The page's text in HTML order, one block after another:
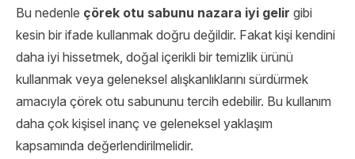
Bu nedenle çörek otu sabunu nazara iyi gelir gibi
kesin bir ifade kullanmak doğru değildir. Fakat kişi kendini
daha iyi hissetmek, doğal içerikli bir temizlik ürünü
kullanmak veya geleneksel alışkanlıklarını sürdürmek
amacıyla çörek otu sabununu tercih edebilir. Bu kullanım
daha çok kişisel inanç ve geleneksel yaklaşım
kapsamında değerlendirilmelidir.